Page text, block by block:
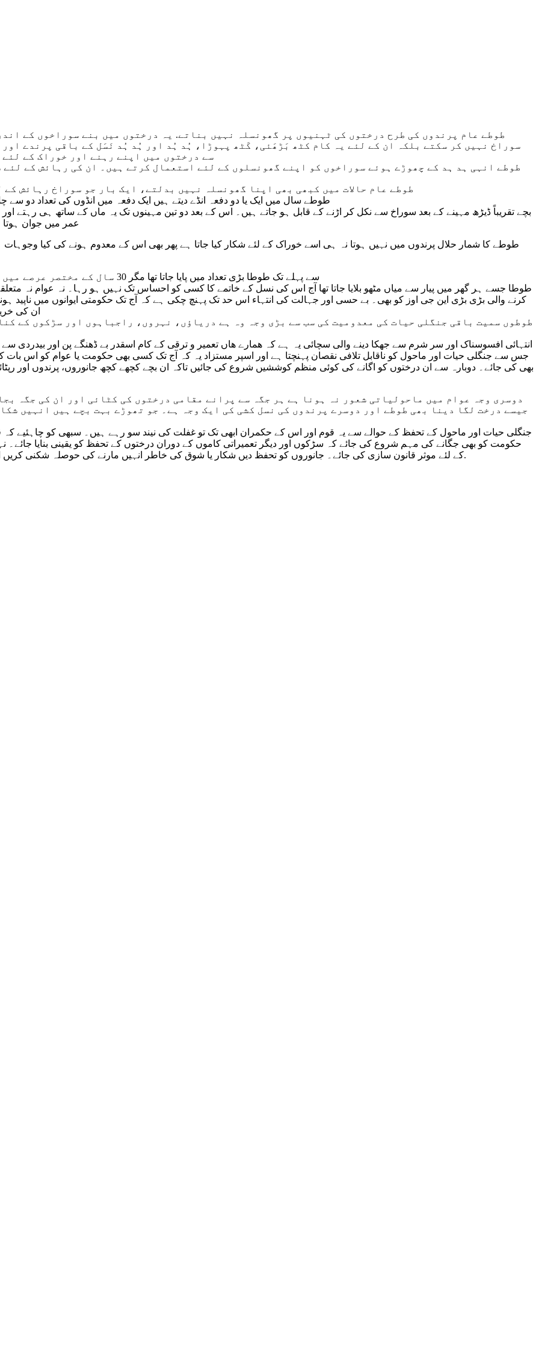
طوطے عام پرندوں کی طرح درختوں کی ٹہنیوں پر گھونسلہ نہیں بناتے. یہ درختوں میں بنے سوراخوں کے
سوراخ نہیں کر سکتے بلکہ ان کے لئے یہ کام کٹھ بَڑھَئی، کَٹھ پہوڑا، ہُد ہُد اور ہُد ہُد نَسَل کے باقی پرندے
سے درختوں میں اپنے رہنے اور خوراک کے
طوطے انہی ہد ہد کے چھوڑے ہوئے سوراخوں کو اپنے گھونسلوں کے لئے استعمال کرتے ہیں۔ ان کی رہائش کے
طوطے عام حالات میں کبھی بھی اپنا گھونسلہ نہیں بدلتے، ایک بار جو سوراخ رہائش
طوطے سال میں ایک یا دو دفعہ انڈے دیتے ہیں ایک دفعہ میں انڈوں کی تعداد دو سے چار تک ہوتی ہے جن سے 22 سے
بچے تقریباً ڈیڑھ مہینے کے بعد سوراخ سے نکل کر اڑنے کے قابل ہو جاتے ہیں۔ اس کے بعد دو تین مہینوں تک یہ ماں کے ساتھ ہی رہتے
عمر میں جوان ہوتا ہے۔ عام
طوطے کا شمار حلال پرندوں میں نہیں ہوتا نہ ہی اسے خوراک کے لئے شکار کیا جاتا ہے پھر بھی اس کے معدوم ہونے کی کیا
1990 سے پہلے تک طوطا بڑی تعداد میں پایا جاتا تھا مگر 30 سال کے مختصر عرصے میں ان کی آبادی کم ہو کر خاتمے کے قریب پہنچ چکی ہے۔
طوطا جسے ہر گھر میں پیار سے میاں مٹھو بلایا جاتا تھا آج اس کی نسل کے خاتمے کا کسی کو احساس تک نہیں ہو رہا۔ نہ عوام نہ
کرنے والی بڑی بڑی این جی اوز کو بھی۔ بے حسی اور جہالت کی انتہاء اس حد تک پہنچ چکی ہے کہ آج تک حکومتی ایوانوں میں ناپید
ان کی
طوطوں سمیت باقی جنگلی حیات کی معدومیت کی سب سے بڑی وجہ وہ ہے دریاؤں، نہروں، راجباہوں اور سڑکوں کے
انتہائی افسوسناک اور سر شرم سے جھکا دینے والی سچائی یہ ہے کہ ھمارے ھاں تعمیر و ترقی کے کام اسقدر بے ڈھنگے پن اور بیدردی سے
جس سے جنگلی حیات اور ماحول کو ناقابل تلافی نقصان پہنچتا ہے اور اسپر مستزاد یہ کہ آج تک کسی بھی حکومت یا عوام کو اس
بھی کی جائے۔ دوبارہ سے ان درختوں کو اگانے کی کوئی منظم کوششیں شروع کی جائیں تاکہ ان بچے کچھے کچھ جانوروں، پرندوں اور
دوسری وجہ عوام میں ماحولیاتی شعور نہ ہونا ہے ہر جگہ سے پرانے مقامی درختوں کی کٹائی اور ان کی جگہ
جیسے درخت لگا دینا بھی طوطے اور دوسرے پرندوں کی نسل کشی کی ایک وجہ ہے۔ جو تھوڑے بہت بچے ہیں انہیں
جنگلی حیات اور ماحول کے تحفظ کے حوالے سے یہ قوم اور اس کے حکمران ابھی تک تو غفلت کی نیند سو رہے ہیں۔ سبھی کو چاہئیے
حکومت کو بھی جگانے کی مہم شروع کی جائے کہ سڑکوں اور دیگر تعمیراتی کاموں کے دوران درختوں کے تحفظ کو یقینی بنایا جائے۔
کے لئے موثر قانون سازی کی جائے۔ جانوروں کو تحفظ دیں شکار یا شوق کی خاطر انہیں مارنے کی حوصلہ شکنی کریں اپنے بچوں کو جنگلی حیات کے تحفظ اور ان کی اہمیت سے آگاہ کریں.